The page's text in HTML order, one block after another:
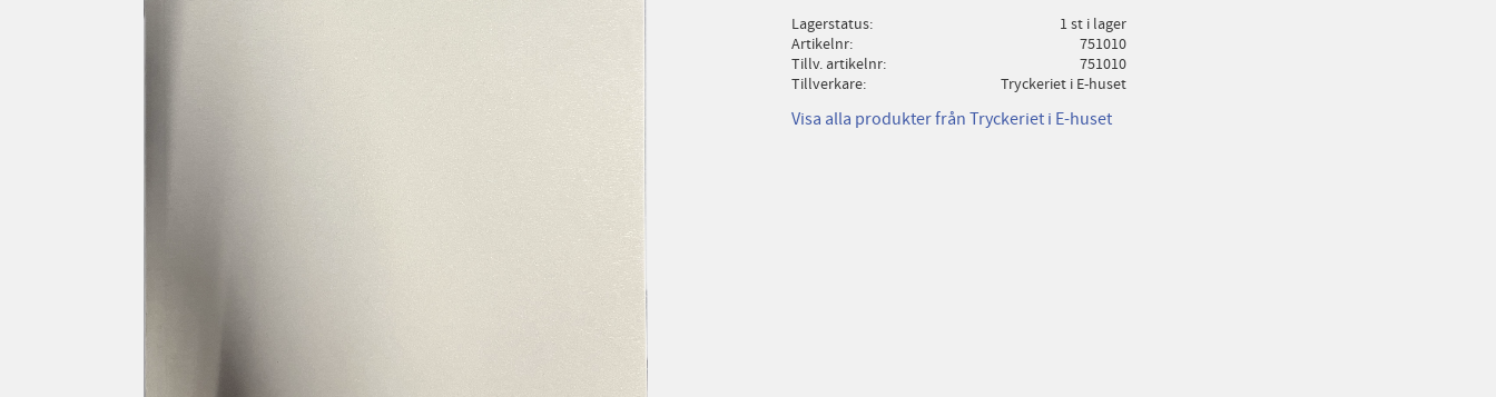
Lagerstatus
1 st i lager
Artikelnr
751010
Tillv. artikelnr
751010
Tillverkare
Tryckeriet i E-huset
Visa alla produkter från Tryckeriet i E-huset